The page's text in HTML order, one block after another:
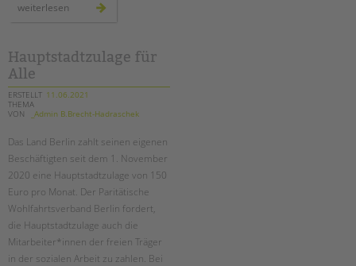
PROFIL | LEITBILD
Bereiche im Überblick
Kinder- und Jugendschutz
Unsere Videos
Gesellschafter VdK
schoolcoach BTL
tandem international
KARRIERE
Stellenangebote
tandem als Arbeitgeberin
weiterlesen
tandem
da!
Hauptstadtzulage für
Alle
ERSTELLT 11.06.2021
THEMA
VON
_Admin B.Brecht-Hadraschek
Das Land Berlin zahlt seinen eigenen
Beschäftigten seit dem 1. November
2020 eine Hauptstadtzulage von 150
Euro pro Monat. Der Paritätische
Wohlfahrtsverband Berlin fordert,
die Hauptstadtzulage auch die
Mitarbeiter*innen der freien Träger
in der sozialen Arbeit zu zahlen. Bei